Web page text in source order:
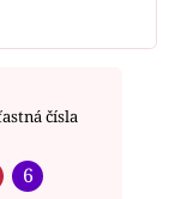
čísla
6